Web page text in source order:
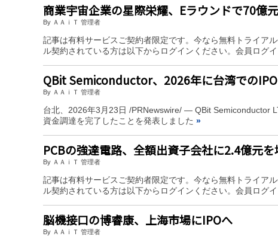
商業宇宙企業の星際栄耀、Eラウンドで70億
By ＡＡｉＴ 管理者
記事は有料サービスご契約者限定です。今なら無料トライア
ル契約されている方は以下からログインください。会員ログ
QBit Semiconductor、2026年に台湾での
By ＡＡｉＴ 管理者
台北、2026年3月23日 /PRNewswire/ — QBit Semiconductor
資金調達を完了したことを発表しました »
PCBの強達電路、全額出資子会社に2.4億元を
By ＡＡｉＴ 管理者
記事は有料サービスご契約者限定です。今なら無料トライア
ル契約されている方は以下からログインください。会員ログ
脳機接口の博睿康、上海市場にIPOへ
By ＡＡｉＴ 管理者